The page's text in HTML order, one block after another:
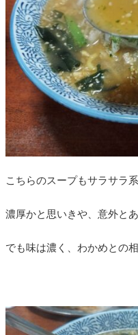
こちらのスープもサラサラ系
濃厚かと思いきや、意外と
でも味は濃く、わかめとの